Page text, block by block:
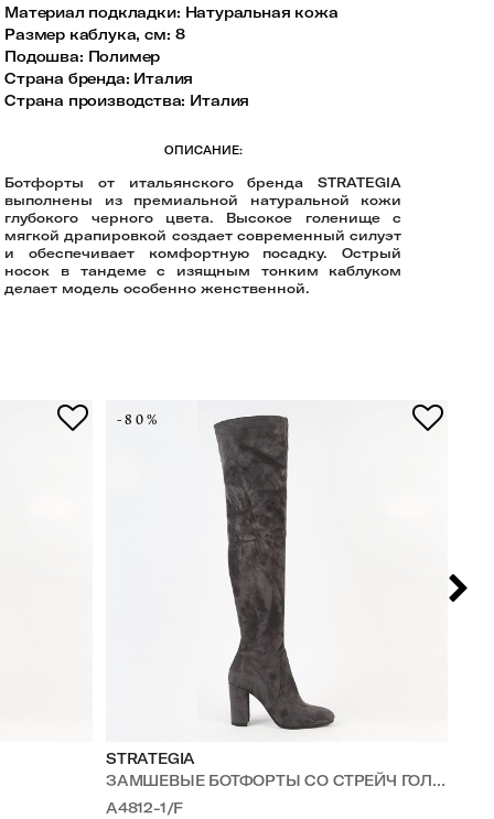
Материал подкладки: Натуральная кожа
Размер каблука, см: 8
Подошва: Полимер
Страна бренда: Италия
Страна производства: Италия
ОПИСАНИЕ:
Ботфорты от итальянского бренда STRATEGIA
выполнены из премиальной натуральной кожи
глубокого черного цвета. Высокое голенище с
мягкой драпировкой создает современный силуэт
и обеспечивает комфортную посадку. Острый
носок в тандеме с изящным тонким каблуком
делает модель особенно женственной.
-80%
STRATEGIA
ЗАМШЕВЫЕ БОТФОРТЫ СО СТРЕЙЧ ГОЛЕНИЩЕМ
A4812-1/F